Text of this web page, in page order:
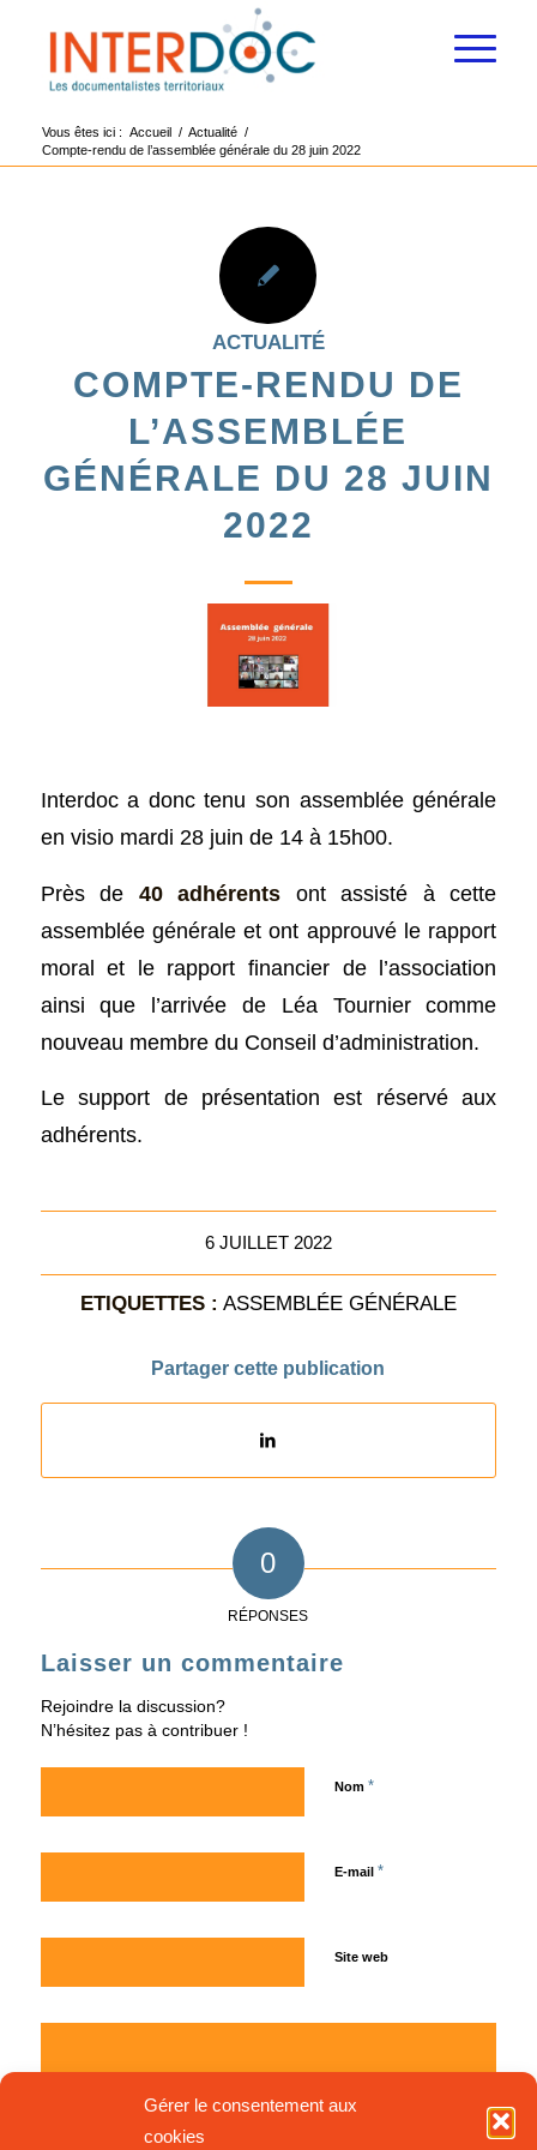
Gérer le consentement aux
cookies
Vous êtes ici : Accueil / Actualité /
Compte-rendu de l’assemblée générale du 28 juin 2022
ACTUALITÉ
COMPTE-RENDU DE
L’ASSEMBLÉE
GÉNÉRALE DU 28 JUIN
2022
Interdoc a donc tenu son assemblée générale
en visio mardi 28 juin de 14 à 15h00.
Près de 40 adhérents ont assisté à cette
assemblée générale et ont approuvé le rapport
moral et le rapport financier de l’association
ainsi que l’arrivée de Léa Tournier comme
nouveau membre du Conseil d’administration.
Le support de présentation est réservé aux
adhérents.
6 JUILLET 2022
ETIQUETTES : ASSEMBLÉE GÉNÉRALE
Partager cette publication
0
RÉPONSES
Laisser un commentaire
Rejoindre la discussion?
N’hésitez pas à contribuer !
Nom *
E-mail *
Site web